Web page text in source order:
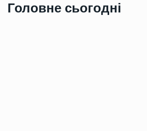
Головне сьогодні